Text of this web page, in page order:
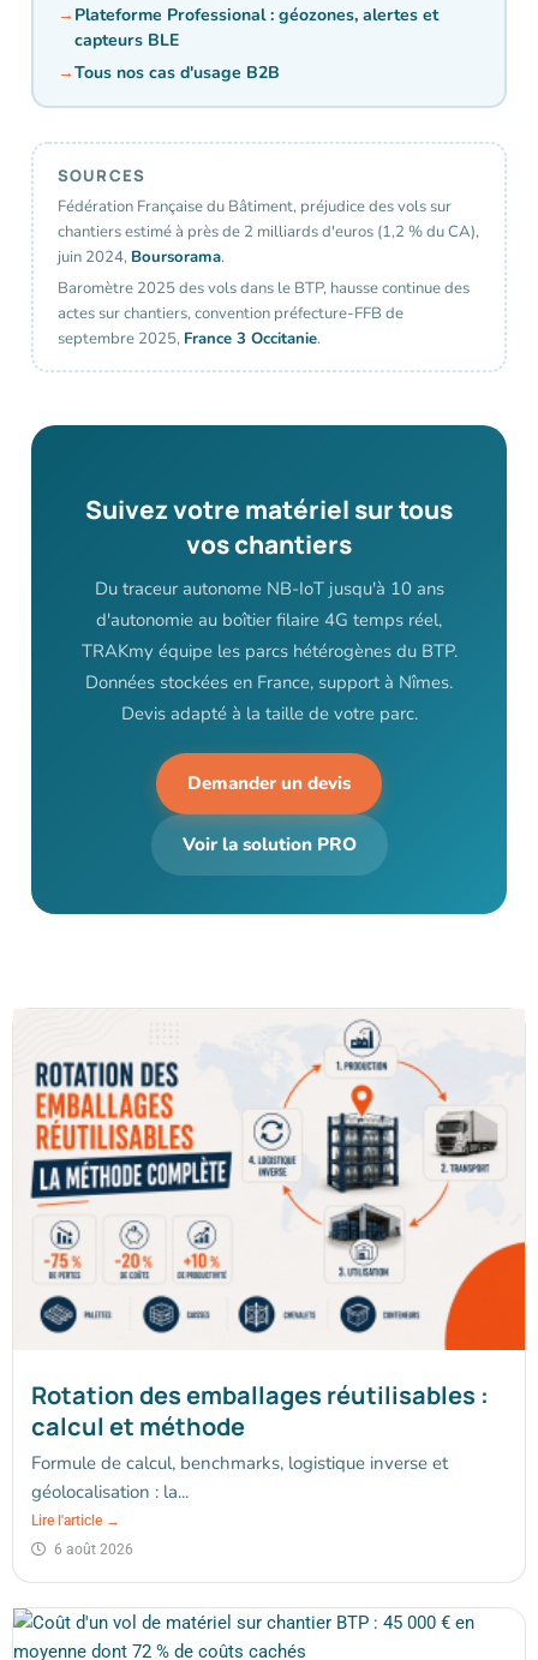
Plateforme Professional : géozones, alertes et
capteurs BLE
Tous nos cas d'usage B2B
SOURCES
Fédération Française du Bâtiment, préjudice des vols sur
chantiers estimé à près de 2 milliards d'euros (1,2 % du CA),
juin 2024, Boursorama.
Baromètre 2025 des vols dans le BTP, hausse continue des
actes sur chantiers, convention préfecture-FFB de
septembre 2025, France 3 Occitanie.
Suivez votre matériel sur tous
vos chantiers
Du traceur autonome NB-IoT jusqu'à 10 ans
d'autonomie au boîtier filaire 4G temps réel,
TRAKmy équipe les parcs hétérogènes du BTP.
Données stockées en France, support à Nîmes.
Devis adapté à la taille de votre parc.
Demander un devis
Voir la solution PRO
Rotation des emballages réutilisables :
calcul et méthode
Formule de calcul, benchmarks, logistique inverse et
géolocalisation : la...
Lire l'article →
6 août 2026